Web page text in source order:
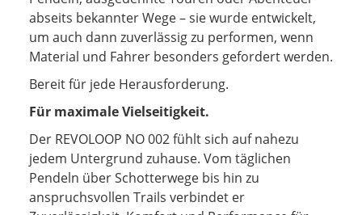
abseits bekannter Wege – sie wurde entwickelt,
um auch dann zuverlässig zu performen, wenn
Material und Fahrer besonders gefordert werden.
Bereit für jede Herausforderung.
Für maximale Vielseitigkeit.
Der REVOLOOP NO 002 fühlt sich auf nahezu
jedem Untergrund zuhause. Vom täglichen
Pendeln über Schotterwege bis hin zu
anspruchsvollen Trails verbindet er